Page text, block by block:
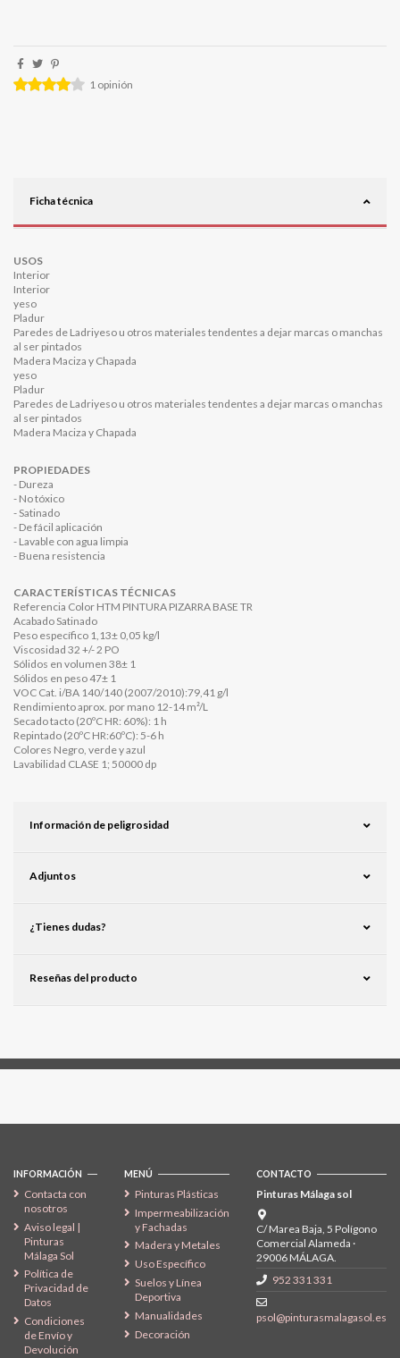
1 opinión
Ficha técnica
USOS
Interior
Interior
yeso
Pladur
Paredes de Ladriyeso u otros materiales tendentes a dejar marcas o manchas
al ser pintados
Madera Maciza y Chapada
yeso
Pladur
Paredes de Ladriyeso u otros materiales tendentes a dejar marcas o manchas
al ser pintados
Madera Maciza y Chapada
PROPIEDADES
- Dureza
- No tóxico
- Satinado
- De fácil aplicación
- Lavable con agua limpia
- Buena resistencia
CARACTERÍSTICAS TÉCNICAS
Referencia Color HTM PINTURA PIZARRA BASE TR
Acabado Satinado
Peso específico 1,13± 0,05 kg/l
Viscosidad 32 +/- 2 PO
Sólidos en volumen 38± 1
Sólidos en peso 47± 1
VOC Cat. i/BA 140/140 (2007/2010):79,41 g/l
Rendimiento aprox. por mano 12-14 m²/L
Secado tacto (20ºC HR: 60%): 1 h
Repintado (20ºC HR:60ºC): 5-6 h
Colores Negro, verde y azul
Lavabilidad CLASE 1; 50000 dp
Información de peligrosidad
Adjuntos
¿Tienes dudas?
Reseñas del producto
INFORMACIÓN
Contacta con
nosotros
Aviso legal |
Pinturas
Málaga Sol
Política de
Privacidad de
Datos
Condiciones
de Envío y
Devolución
MENÚ
Pinturas Plásticas
Impermeabilización
y Fachadas
Madera y Metales
Uso Específico
Suelos y Línea
Deportiva
Manualidades
Decoración
CONTACTO
Pinturas Málaga sol
C/ Marea Baja, 5 Polígono
Comercial Alameda ·
29006 MÁLAGA.
952 331 331
psol@pinturasmalagasol.es